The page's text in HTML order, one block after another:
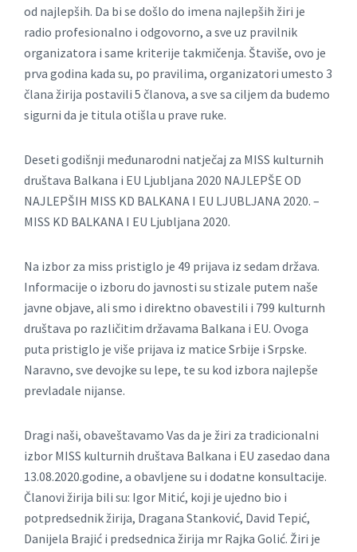
od najlepših. Da bi se došlo do imena najlepših žiri je
radio profesionalno i odgovorno, a sve uz pravilnik
organizatora i same kriterije takmičenja. Štaviše, ovo je
prva godina kada su, po pravilima, organizatori umesto 3
člana žirija postavili 5 članova, a sve sa ciljem da budemo
sigurni da je titula otišla u prave ruke.
Deseti godišnji međunarodni natječaj za MISS kulturnih
društava Balkana i EU Ljubljana 2020 NAJLEPŠE OD
NAJLEPŠIH MISS KD BALKANA I EU LJUBLJANA 2020. –
MISS KD BALKANA I EU Ljubljana 2020.
Na izbor za miss pristiglo je 49 prijava iz sedam država.
Informacije o izboru do javnosti su stizale putem naše
javne objave, ali smo i direktno obavestili i 799 kulturnh
društava po različitim državama Balkana i EU. Ovoga
puta pristiglo je više prijava iz matice Srbije i Srpske.
Naravno, sve devojke su lepe, te su kod izbora najlepše
prevladale nijanse.
Dragi naši, obaveštavamo Vas da je žiri za tradicionalni
izbor MISS kulturnih društava Balkana i EU zasedao dana
13.08.2020.godine, a obavljene su i dodatne konsultacije.
Članovi žirija bili su: Igor Mitić, koji je ujedno bio i
potpredsednik žirija, Dragana Stanković, David Tepić,
Danijela Brajić i predsednica žirija mr Rajka Golić. Žiri je